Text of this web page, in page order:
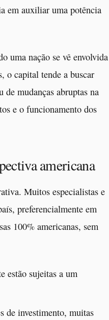
em auxiliar uma potência
uma nação se vê envolvida
o capital tende a buscar
mudanças abruptas na
e o funcionamento dos
americana
Muitos especialistas e
preferencialmente em
100% americanas, sem
estão sujeitas a um
de investimento, muitas